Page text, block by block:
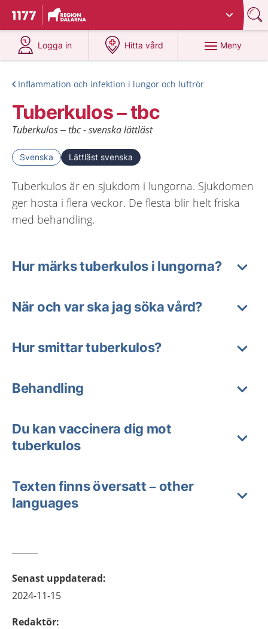
Till startsidan för 1177
Du har valt region
Logga in
på 1177.se
Hitta vård
på 1177.se
Meny
Inflammation och infektion i lungor och luftrör
Tuberkulos – tbc
Tuberkulos – tbc - svenska lättläst
Svenska Lättläst svenska
Tuberkulos är en sjukdom i lungorna. Sjukdomen
ger hosta i flera veckor. De flesta blir helt friska
med behandling.
Hur märks tuberkulos i lungorna?
När och var ska jag söka vård?
Hur smittar tuberkulos?
Behandling
Du kan vaccinera dig mot
tuberkulos
Texten finns översatt – other
languages
Senast uppdaterad:
2024-11-15
Redaktör: